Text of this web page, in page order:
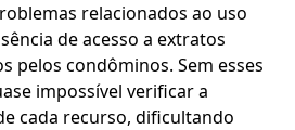
relacionados ao uso
de acesso a extratos
pelos condôminos. Sem esses
impossível verificar a
cada recurso, dificultando